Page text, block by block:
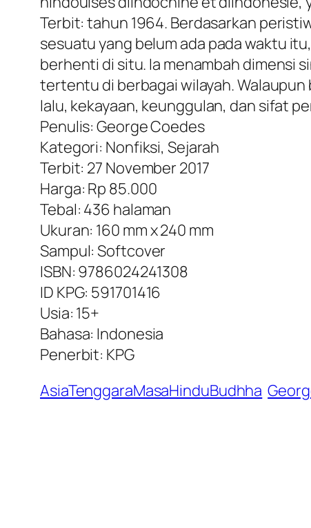
Terbit: tahun 1964. Berdasarkan
sesuatu yang belum ada pada waktu
berhenti di situ. Ia menambah dimensi
tertentu di berbagai wilayah.
lalu, kekayaan, keunggulan, dan sifat
Penulis: George Coedes
Kategori: Nonfiksi, Sejarah
Terbit: 27 November 2017
Harga: Rp 85.000
Tebal: 436 halaman
Ukuran: 160 mm x 240 mm
Sampul: Softcover
ISBN: 9786024241308
ID KPG: 591701416
Usia: 15+
Bahasa: Indonesia
Penerbit: KPG
AsiaTenggaraMasaHinduBudhha